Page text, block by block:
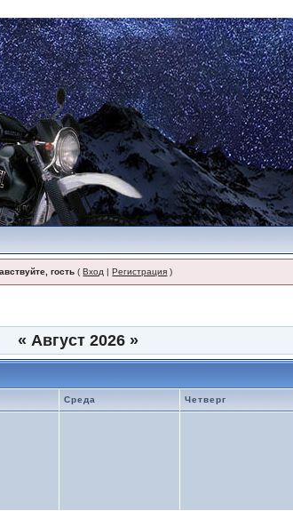
гость (Вход |Регистрация )
« Август 2026 »
Среда Четверг